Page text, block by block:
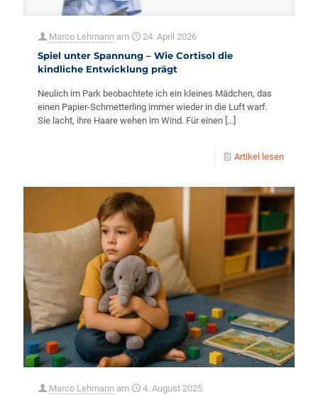
Marco Lehmann am 24. April 2026
Spiel unter Spannung – Wie Cortisol die
kindliche Entwicklung prägt
Neulich im Park beobachtete ich ein kleines Mädchen, das
einen Papier-Schmetterling immer wieder in die Luft warf.
Sie lacht, ihre Haare wehen im Wind. Für einen […]
Artikel lesen
Marco Lehmann am 4. August 2025